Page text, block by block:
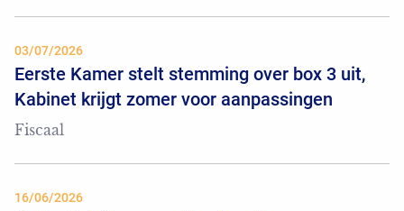
03/07/2026
Eerste Kamer stelt stemming over box 3 uit,
Kabinet krijgt zomer voor aanpassingen
Fiscaal
16/06/2026